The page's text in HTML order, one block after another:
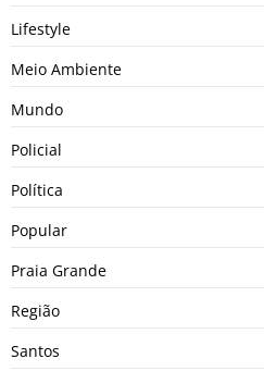
Lifestyle
Meio Ambiente
Mundo
Policial
Política
Popular
Praia Grande
Região
Santos